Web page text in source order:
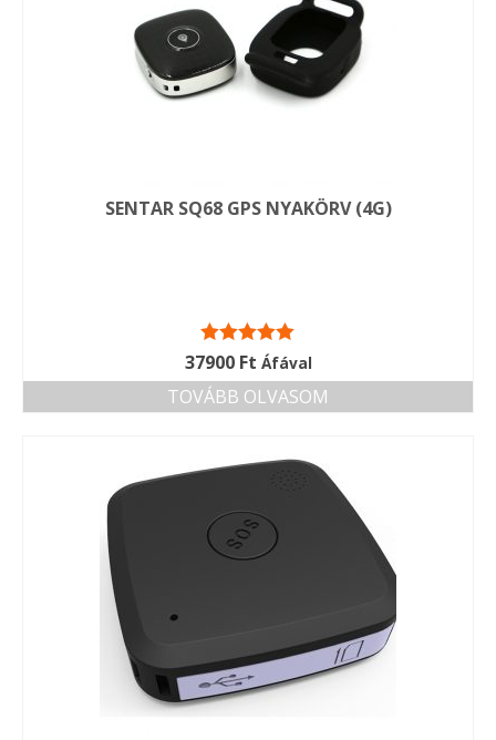
SENTAR SQ68 GPS NYAKÖRV (4G)
Értékelés:
37900 Ft Áfával
TOVÁBB OLVASOM